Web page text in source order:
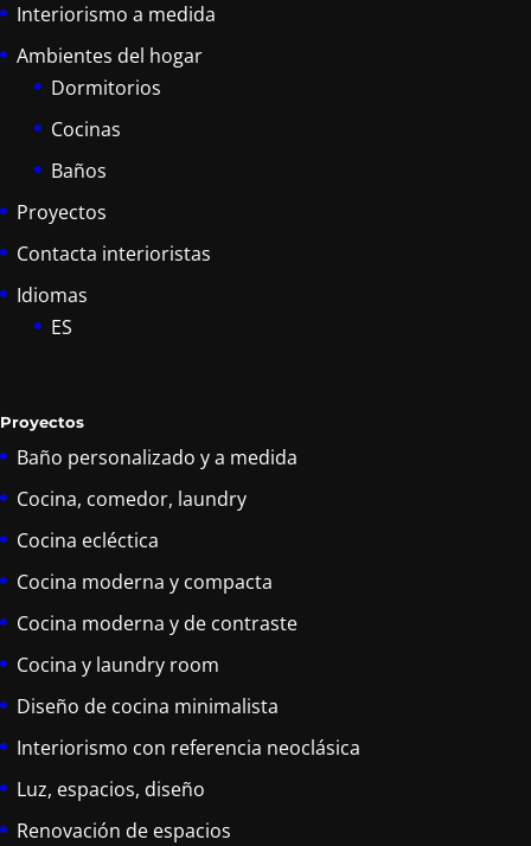
Interiorismo a medida
Ambientes del hogar
Dormitorios
Cocinas
Baños
Proyectos
Contacta interioristas
Idiomas
ES
Proyectos
Baño personalizado y a medida
Cocina, comedor, laundry
Cocina ecléctica
Cocina moderna y compacta
Cocina moderna y de contraste
Cocina y laundry room
Diseño de cocina minimalista
Interiorismo con referencia neoclásica
Luz, espacios, diseño
Renovación de espacios